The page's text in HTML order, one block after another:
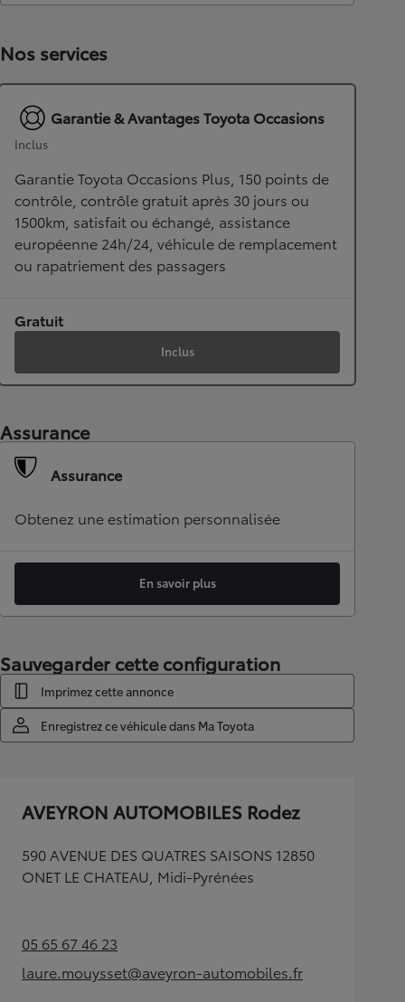
Nos services
Garantie & Avantages Toyota Occasions
Inclus
Garantie Toyota Occasions Plus, 150 points de
contrôle, contrôle gratuit après 30 jours ou
1500km, satisfait ou échangé, assistance
européenne 24h/24, véhicule de remplacement
ou rapatriement des passagers
Gratuit
Inclus
Assurance
Assurance
Obtenez une estimation personnalisée
En savoir plus
Sauvegarder cette configuration
Imprimez cette annonce
Enregistrez ce véhicule dans Ma Toyota
AVEYRON AUTOMOBILES Rodez
590 AVENUE DES QUATRES SAISONS 12850
ONET LE CHATEAU, Midi-Pyrénées
05 65 67 46 23(Opens in new tab)
laure.mouysset@aveyron-automobiles.fr
(Opens in new tab)